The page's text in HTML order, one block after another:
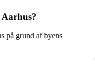
på grund af byens